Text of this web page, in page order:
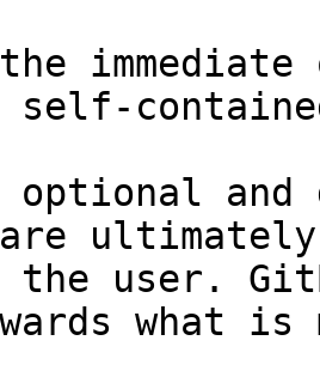
and
the user.
what